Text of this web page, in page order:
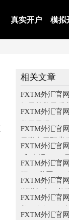
真实开户 模拟
相关文章
FXTM外汇官
纽元兑美元后
FXTM外汇官
FXTM外汇官
日联合干预背
FXTM外汇官
喊“太慢了”，
FXTM外汇官
腰”，美国
FXTM外汇官
渐进加息，美
FXTM外汇官
美国疲软数据
FXTM外汇官